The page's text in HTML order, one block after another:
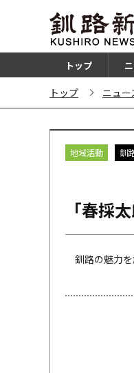
トップ
トップ ニュー
地域活動 釧
「春採
釧路の魅力を